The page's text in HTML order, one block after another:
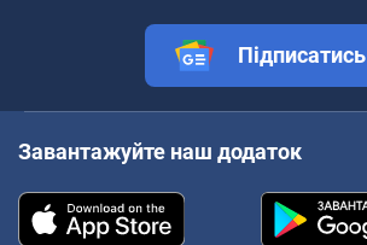
Підписатись
Завантажуйте наш додаток